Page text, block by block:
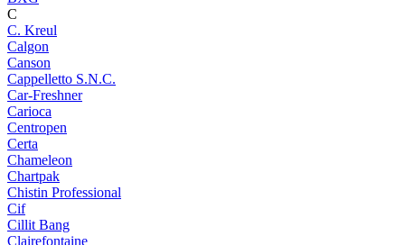
C
C. Kreul
Calgon
Canson
Cappelletto S.N.C.
Car-Freshner
Carioca
Centropen
Certa
Chameleon
Chartpak
Chistin Professional
Cif
Cillit Bang
Clairefontaine